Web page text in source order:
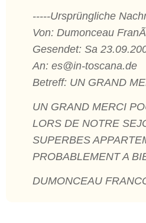
-----Ursprüngliche
Von: Dumonceau
Gesendet: Sa
An: es@in-toscana.de
Betreff: UN GRAND
UN GRAND MERCI
LORS DE NOTRE
SUPERBES
PROBABLEMENT A
DUMONCEAU